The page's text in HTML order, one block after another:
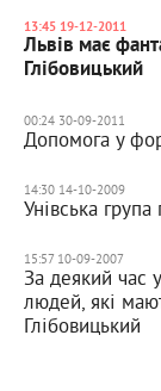
13:45 19-12-2011
Львів має
Глібовицький
00:24 30-09-2011
Допомога у
14:30 14-10-2009
Унівська
15:57 10-09-2007
За деякий час
людей, які
Глібовицький